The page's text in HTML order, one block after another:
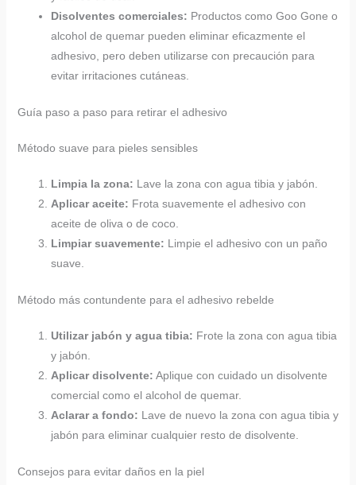
Disolventes comerciales: Productos como Goo Gone o
alcohol de quemar pueden eliminar eficazmente el
adhesivo, pero deben utilizarse con precaución para
evitar irritaciones cutáneas.
Guía paso a paso para retirar el adhesivo
Método suave para pieles sensibles
Limpia la zona: Lave la zona con agua tibia y jabón.
Aplicar aceite: Frota suavemente el adhesivo con
aceite de oliva o de coco.
Limpiar suavemente: Limpie el adhesivo con un paño
suave.
Método más contundente para el adhesivo rebelde
Utilizar jabón y agua tibia: Frote la zona con agua tibia
y jabón.
Aplicar disolvente: Aplique con cuidado un disolvente
comercial como el alcohol de quemar.
Aclarar a fondo: Lave de nuevo la zona con agua tibia y
jabón para eliminar cualquier resto de disolvente.
Consejos para evitar daños en la piel